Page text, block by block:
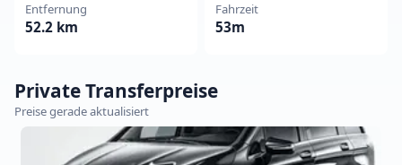
Entfernung
52.2 km
Fahrzeit
53m
Private Transferpreise
Preise gerade aktualisiert